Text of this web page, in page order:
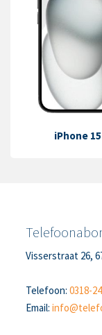
iPhone 15
Visserstraat 26,
Telefoon:0318-
Email: